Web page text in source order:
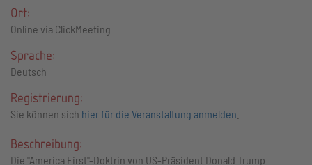
Ort:
Online via ClickMeeting
Sprache:
Deutsch
Registrierung:
Sie können sich hier für die Veranstaltung anmelden
Beschreibung:
Die "America First"-Doktrin von US-Präsident Donald Trump